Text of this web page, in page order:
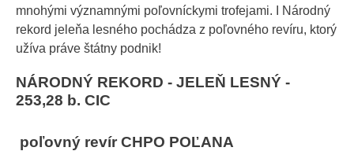
mnohými významnými poľovníckymi trofejami. I Národný
rekord jeleňa lesného pochádza z poľovného revíru, ktorý
užíva práve štátny podnik!
NÁRODNÝ REKORD - JELEŇ LESNÝ -
253,28 b. CIC
poľovný revír CHPO POĽANA